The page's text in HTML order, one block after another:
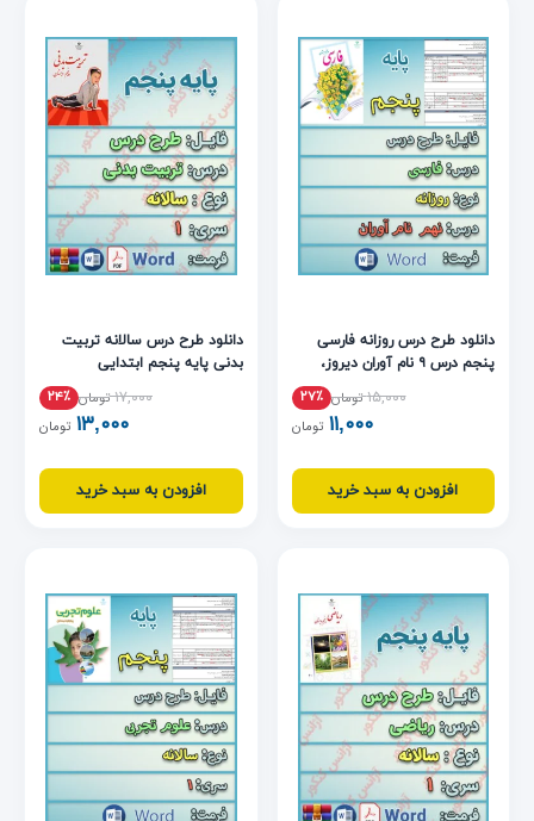
دانلود طرح درس روزانه فارسی
پنجم درس ۹ نام آوران دیروز،
۱۵,۰۰۰ تومان ۲۷٪
۱۱,۰۰۰ تومان
افزودن به سبد خرید
دانلود طرح درس سالانه تربیت
بدنی پایه پنجم ابتدایی
۱۷,۰۰۰ تومان ۲۴٪
۱۳,۰۰۰ تومان
افزودن به سبد خرید